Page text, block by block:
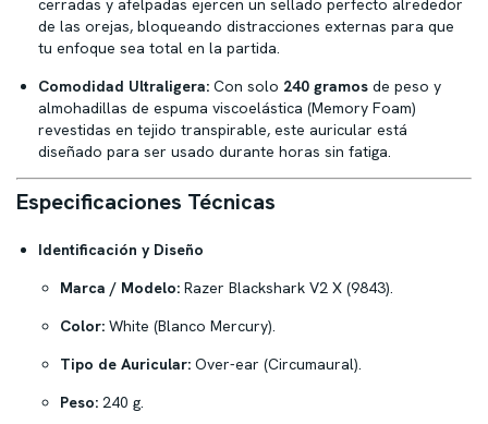
cerradas y afelpadas ejercen un sellado perfecto alrededor
de las orejas, bloqueando distracciones externas para que
tu enfoque sea total en la partida.
Comodidad Ultraligera: Con solo 240 gramos de peso y
almohadillas de espuma viscoelástica (Memory Foam)
revestidas en tejido transpirable, este auricular está
diseñado para ser usado durante horas sin fatiga.
Especificaciones Técnicas
Identificación y Diseño
Marca / Modelo: Razer Blackshark V2 X (9843).
Color: White (Blanco Mercury).
Tipo de Auricular: Over-ear (Circumaural).
Peso: 240 g.